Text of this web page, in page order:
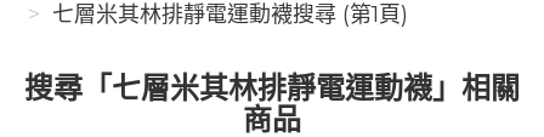
七層米其林排靜電運動襪搜尋 (第1頁)
搜尋「七層米其林排靜電運動襪」相關
商品